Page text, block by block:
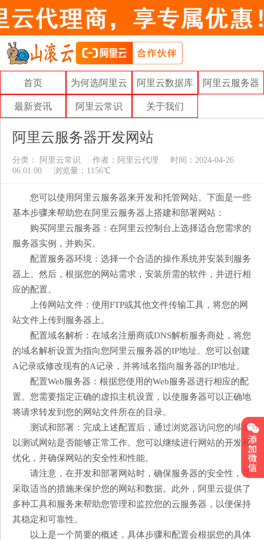
首页 为何选阿里云 阿里云数据库 阿里云服务器
最新资讯 阿里云常识 关于我们
阿里云服务器开发网站
分类： 阿里云常识 作者： 阿里云代理
时间：2024-04-26
06:01:00
浏览量：1156℃
您可以使用阿里云服务器来开发和托管网站。下面是一些
基本步骤来帮助您在阿里云服务器上搭建和部署网站：
购买阿里云服务器：在阿里云控制台上选择适合您需求的
服务器实例，并购买。
配置服务器环境：选择一个合适的操作系统并安装到服务
器上。然后，根据您的网站需求，安装所需的软件，并进行相
应的配置。
上传网站文件：使用FTP或其他文件传输工具，将您的网
站文件上传到服务器上。
配置域名解析：在域名注册商或DNS解析服务商处，将您
的域名解析设置为指向您阿里云服务器的IP地址。您可以创建
A记录或修改现有的A记录，并将域名指向服务器的IP地址。
配置Web服务器：根据您使用的Web服务器进行相应的配
置。您需要指定正确的虚拟主机设置，以使服务器可以正确地
将请求转发到您的网站文件所在的目录。
测试和部署：完成上述配置后，通过浏览器访问您的域名
以测试网站是否能够正常工作。您可以继续进行网站的开发和
优化，并确保网站的安全性和性能。
请注意，在开发和部署网站时，确保服务器的安全性，并
采取适当的措施来保护您的网站和数据。此外，阿里云提供了
多种工具和服务来帮助您管理和监控您的云服务器，以便保持
其稳定和可靠性。
以上是一个简要的概述，具体步骤和配置会根据您的具体